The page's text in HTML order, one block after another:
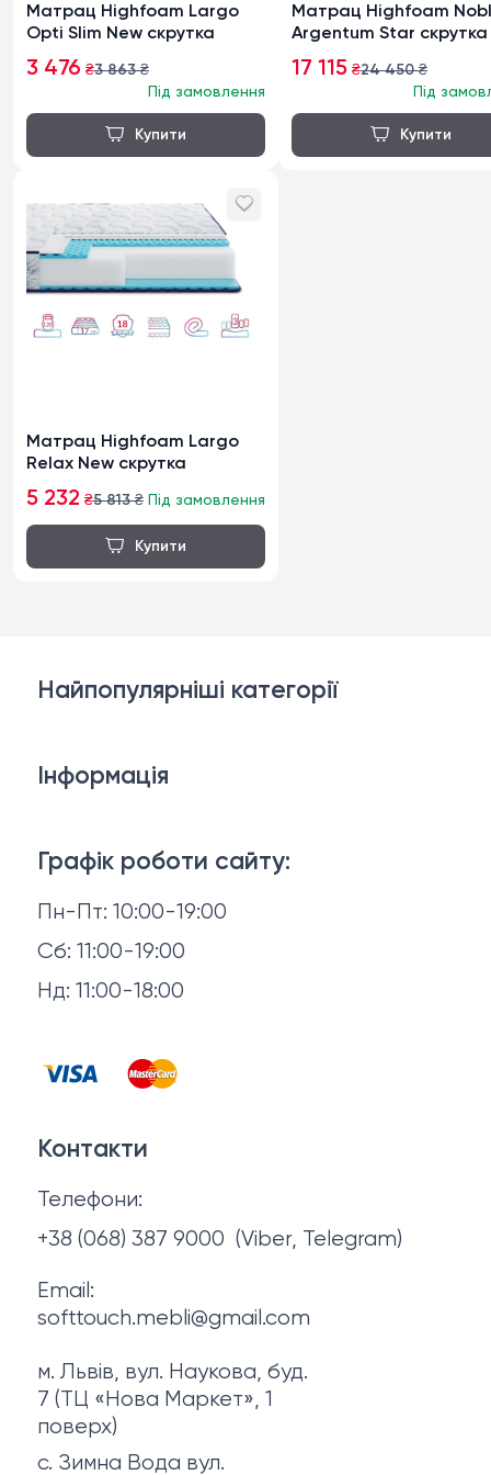
Матрац Highfoam Largo
Opti Slim New скрутка
3 476 ₴3 863₴
Під замовлення
Матрац Highfoam
Argentum Star скрутка
17 115 ₴24 450₴
Під
Матрац Highfoam Largo
Relax New скрутка
5 232 ₴5 813₴ Під замовлення
Графік роботи сайту:
Пн-Пт: 10:00-19:00
Сб: 11:00-19:00
Нд: 11:00-18:00
Найпопулярніші категорії
Матраци
Аксесуари для сну
Тумби та комоди
Інформація
Повернення й обмін
Відгуки
Контакти
Політика конфіденційності
Контакти
Телефони:
+38 (068) 387 9000 (Viber, Telegram)
Email:
softtouch.mebli@gmail.com
м. Львів, вул. Наукова, буд.
7 (ТЦ «Нова Маркет», 1
поверх)
с. Зимна Вода вул.